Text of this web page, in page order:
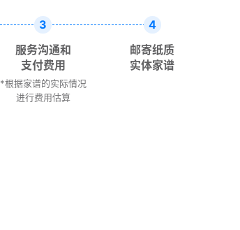
3
服务沟通和
支付费用
*根据家谱的实际情况
进行费用估算
4
邮寄纸质
实体家谱